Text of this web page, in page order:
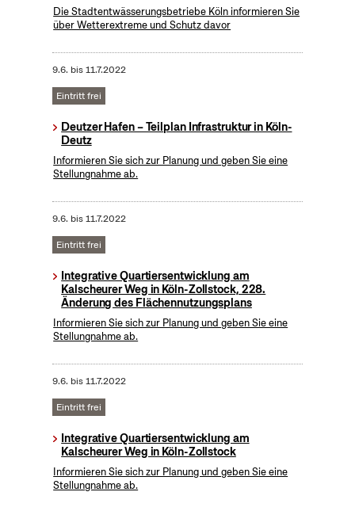
Die Stadtentwässerungsbetriebe Köln informieren Sie
über Wetterextreme und Schutz davor
9.6. bis11.7.2022
Eintritt frei
Deutzer Hafen – Teilplan Infrastruktur in Köln-
Deutz
Informieren Sie sich zur Planung und geben Sie eine
Stellungnahme ab.
9.6. bis11.7.2022
Eintritt frei
Integrative Quartiersentwicklung am
Kalscheurer Weg in Köln-Zollstock, 228.
Änderung des Flächennutzungsplans
Informieren Sie sich zur Planung und geben Sie eine
Stellungnahme ab.
9.6. bis11.7.2022
Eintritt frei
Integrative Quartiersentwicklung am
Kalscheurer Weg in Köln-Zollstock
Informieren Sie sich zur Planung und geben Sie eine
Stellungnahme ab.